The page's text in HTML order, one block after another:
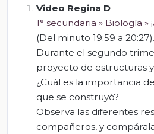
Video Regina D
1° secundaria » Biología »
(Del minuto 19:59 a 20:27).
Durante el segundo
proyecto de estructuras
¿Cuál es la importancia
que se construyó?
Observa las diferentes
compañeros, y